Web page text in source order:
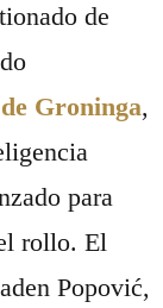
de
Groninga,
para
rollo. El
Popović,